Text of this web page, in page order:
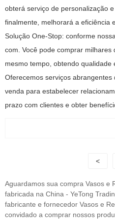
obterá serviço de personalização
finalmente, melhorará a eficiência
Solução One-Stop: conforme
com. Você pode comprar
mesmo tempo, obtendo qualidade
Oferecemos serviços
venda para estabelecer
prazo com clientes e obter
<
Aguardamos sua compra Vasos e
fabricada na China - YeTong
fabricante e fornecedor Vasos e
convidado a comprar nossos